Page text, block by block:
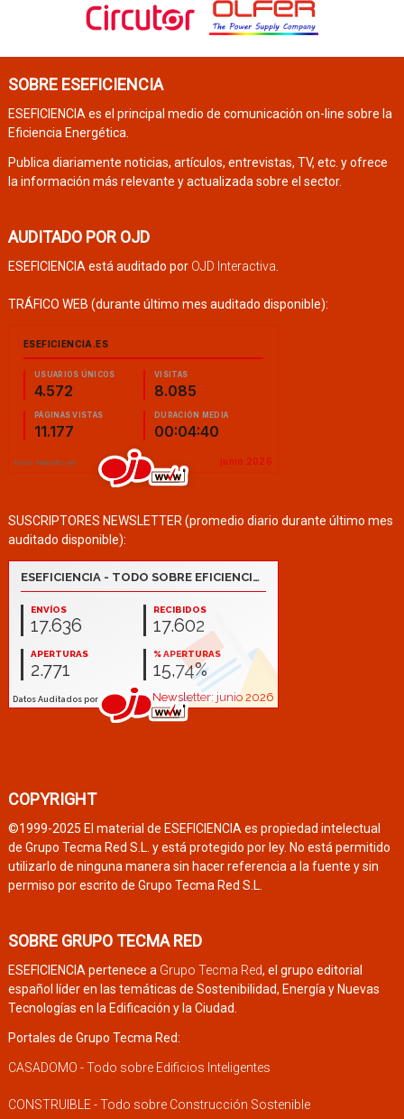
SOBRE ESEFICIENCIA
ESEFICIENCIA es el principal medio de comunicación on-line sobre la
Eficiencia Energética.
Publica diariamente noticias, artículos, entrevistas, TV, etc. y ofrece
la información más relevante y actualizada sobre el sector.
AUDITADO POR OJD
ESEFICIENCIA está auditado por OJD Interactiva
TRÁFICO WEB (durante último mes auditado disponible):
SUSCRIPTORES NEWSLETTER (promedio diario durante último mes
auditado disponible):
COPYRIGHT
©1999-2025 El material de ESEFICIENCIA es propiedad intelectual
de Grupo Tecma Red S.L. y está protegido por ley. No está permitido
utilizarlo de ninguna manera sin hacer referencia a la fuente y sin
permiso por escrito de Grupo Tecma Red S.L.
SOBRE GRUPO TECMA RED
ESEFICIENCIA pertenece a Grupo Tecma Red, el grupo editorial
español líder en las temáticas de Sostenibilidad, Energía y Nuevas
Tecnologías en la Edificación y la Ciudad.
Portales de Grupo Tecma Red:
CASADOMO - Todo sobre Edificios Inteligentes
CONSTRUIBLE - Todo sobre Construcción Sostenible